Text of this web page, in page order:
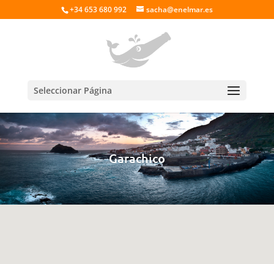
+34 653 680 992 sacha@enelmar.es
Seleccionar Página
Garachico